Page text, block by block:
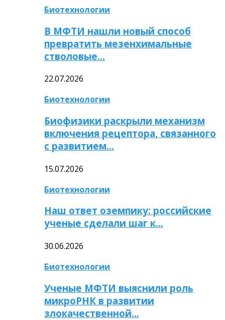
Биотехнологии
В МФТИ нашли новый способ
превратить мезенхимальные
стволовые…
22.07.2026
Биотехнологии
Биофизики раскрыли механизм
включения рецептора, связанного
с развитием…
15.07.2026
Биотехнологии
Наш ответ оземпику: российские
ученые сделали шаг к…
30.06.2026
Биотехнологии
Ученые МФТИ выяснили роль
микроРНК в развитии
злокачественной…